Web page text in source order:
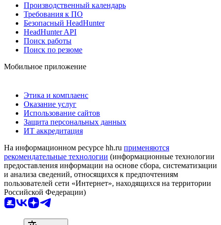
Производственный календарь
Требования к ПО
Безопасный HeadHunter
HeadHunter API
Поиск работы
Поиск по резюме
Мобильное приложение
Этика и комплаенс
Оказание услуг
Использование сайтов
Защита персональных данных
ИТ аккредитация
На информационном ресурсе hh.ru применяются
рекомендательные технологии (информационные технологии
предоставления информации на основе сбора, систематизации
и анализа сведений, относящихся к предпочтениям
пользователей сети «Интернет», находящихся на территории
Российской Федерации)